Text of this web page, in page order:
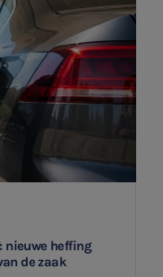
nieuwe heffing
de zaak